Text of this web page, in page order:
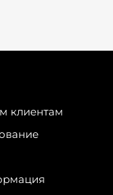
клиентам